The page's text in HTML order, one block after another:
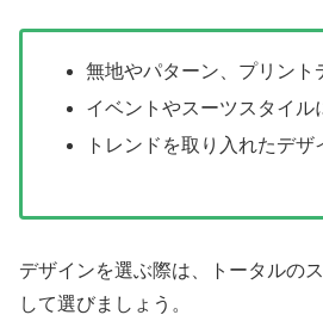
無地やパターン、プリント
イベントやスーツスタイル
トレンドを取り入れたデザ
デザインを選ぶ際は、トータルの
して選びましょう。